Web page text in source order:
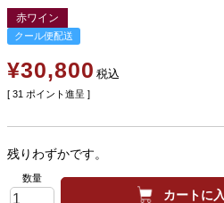
赤ワイン
クール便配送
¥30,800 税込
[ 31 ポイント進呈 ]
残りわずかです。
カートに